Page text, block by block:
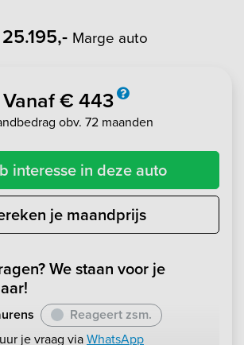
Marge auto
Vanaf € 443
obv. 72 maanden
interesse in deze auto
je maandprijs
We staan voor je
Reageert zsm.
je vraag viaWhatsApp